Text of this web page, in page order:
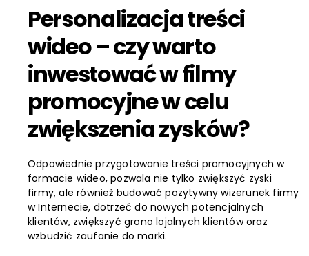
Personalizacja treści
wideo – czy warto
inwestować w filmy
promocyjne w celu
zwiększenia zysków?
Odpowiednie przygotowanie treści promocyjnych w
formacie wideo, pozwala nie tylko zwiększyć zyski
firmy, ale również budować pozytywny wizerunek firmy
w Internecie, dotrzeć do nowych potencjalnych
klientów, zwiększyć grono lojalnych klientów oraz
wzbudzić zaufanie do marki.